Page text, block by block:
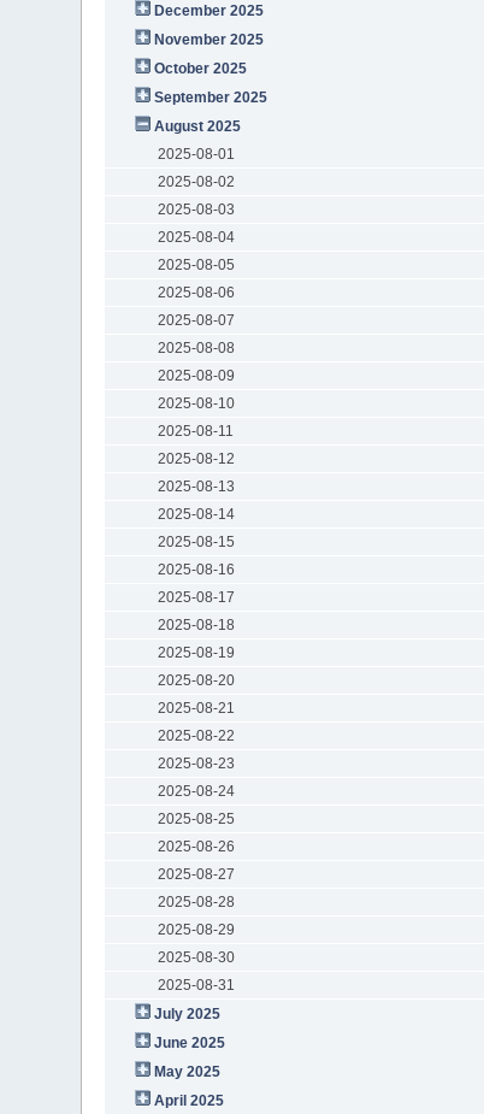
December 2025
November 2025
October 2025
September 2025
August 2025
2025-08-01
2025-08-02
2025-08-03
2025-08-04
2025-08-05
2025-08-06
2025-08-07
2025-08-08
2025-08-09
2025-08-10
2025-08-11
2025-08-12
2025-08-13
2025-08-14
2025-08-15
2025-08-16
2025-08-17
2025-08-18
2025-08-19
2025-08-20
2025-08-21
2025-08-22
2025-08-23
2025-08-24
2025-08-25
2025-08-26
2025-08-27
2025-08-28
2025-08-29
2025-08-30
2025-08-31
July 2025
June 2025
May 2025
April 2025